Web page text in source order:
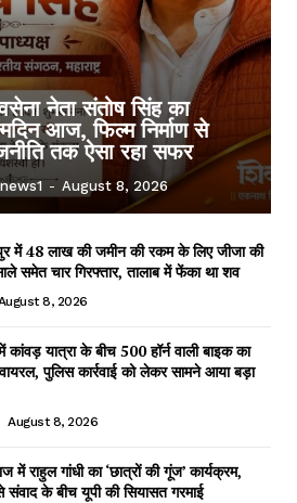
नेता संतोष सिंह का
आज, फिल्म निर्माण से
तक ऐसा रहा सफर
- August 8, 2026
में 48 लाख की जमीन की रकम के लिए जीजा की
समेत चार गिरफ्तार, तालाब में फेंका था शव
8, 2026
में कांवड़ यात्रा के बीच 500 हॉर्न वाली बाइक का
वायरल, पुलिस कार्रवाई को लेकर सामने आया बड़ा
August 8, 2026
में राहुल गांधी का ‘छात्रों की गूंज’ कार्यक्रम,
संवाद के बीच यूपी की सियासत गरमाई